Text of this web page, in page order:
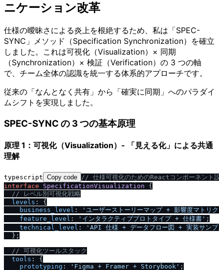
ニケーション改革
仕様の曖昧さによる炎上を根絶するため、私は「SPEC-
SYNC」メソッド（Specification Synchronization）を確立
しました。これは可視化（Visualization）× 同期
（Synchronization）× 検証（Verification）の 3 つの軸
で、チーム全体の認識を統一する体系的アプローチです。
従来の「なんとなく共有」から「確実に同期」へのパラダイ
ムシフトを実現しました。
SPEC-SYNC の 3 つの基本原理
原理 1：可視化（Visualization）- 「見える化」による共通
理解
typescript Copy code // 仕様可視化のためのReactコンポーネント
interface
SpecificationVisualization {
// レベル別可視化戦略
levels : {
business_level :
'ユーザーストーリーマップ + 影響度マトリ
feature_level : 'インタラクティブプロトタイプ + 仕様書' ;
technical_level :
'API 仕様 + データフロー図 + 実装サン
  };
// 可視化ツールスタック
tools : {
prototyping : 'Figma + Framer + Storybook' ;